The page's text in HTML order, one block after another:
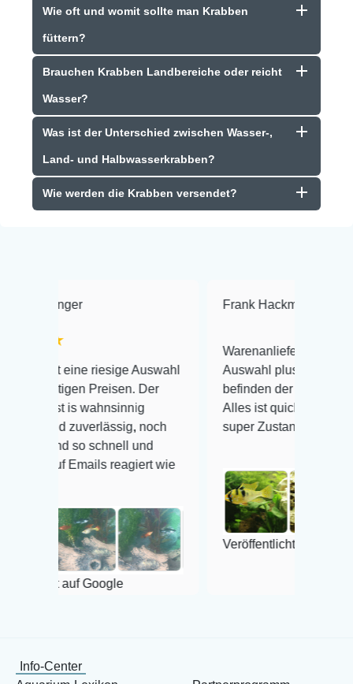
Wie oft und womit sollte man Krabben
füttern?
Brauchen Krabben Landbereiche oder reicht
Wasser?
Was ist der Unterschied zwischen Wasser-,
Land- und Halbwasserkrabben?
Wie werden die Krabben versendet?
Auswahl
Der
noch
und
reagiert wie
Frank Hackmayer ★★★★
Warenanlieferung Top und die
Auswahl plus gesundheitliches
befinden der Fische einwandfrei.
Alles ist quick lebendig und im
super Zustand. Gerne wieder 😃
Veröffentlicht auf Google
Info-Center